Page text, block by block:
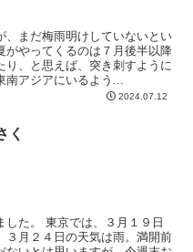
、まだ梅雨明けしていないとい
がやってくるのは７月後半以降
り、と思えば、突き刺すように
南アジアにいるよう...
2024.07.12
く
た。 東京では、３月１９日
３月２４日の天気は雨。満開前